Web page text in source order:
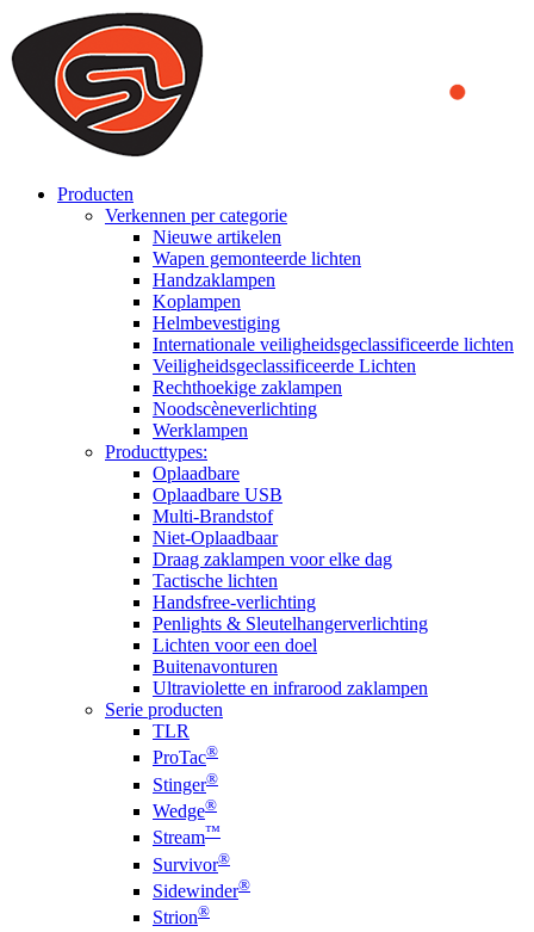
We use cookies to ensure that we provide you the best experience
on our website. By continuing to browse this website, you accept
that cookies are used to help us analyze how the website is used and
to offer you a better experience. To learn more or to find out how
you can disable cookies, you can access our
Producten
Verkennen per categorie
Nieuwe artikelen
Wapen gemonteerde lichten
Handzaklampen
Koplampen
Helmbevestiging
Internationale veiligheidsgeclassificeerde lichten
Veiligheidsgeclassificeerde Lichten
Rechthoekige zaklampen
Noodscèneverlichting
Werklampen
Producttypes:
Oplaadbare
Oplaadbare USB
Multi-Brandstof
Niet-Oplaadbaar
Draag zaklampen voor elke dag
Tactische lichten
Handsfree-verlichting
Penlights & Sleutelhangerverlichting
Lichten voor een doel
Buitenavonturen
Ultraviolette en infrarood zaklampen
Serie producten
TLR
ProTac®
Stinger®
Wedge®
Stream™
Survivor®
Sidewinder®
Strion®